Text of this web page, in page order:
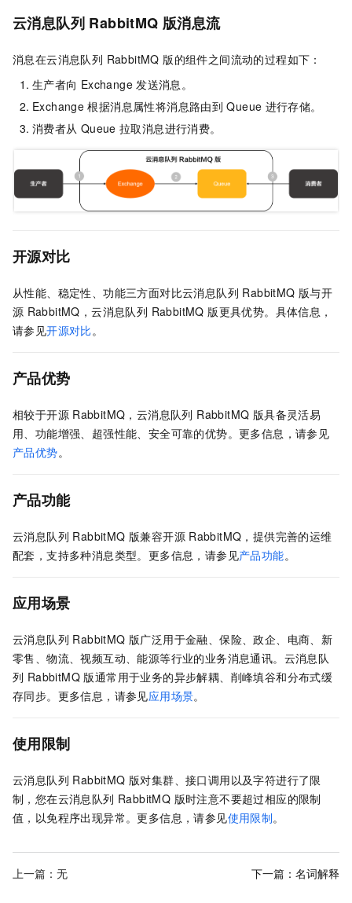
云消息队列 RabbitMQ 版消息流
消息在云消息队列 RabbitMQ 版的组件之间流动的过程如下：
生产者向 Exchange 发送消息。
Exchange 根据消息属性将消息路由到 Queue 进行存储。
消费者从 Queue 拉取消息进行消费。
开源对比
从性能、稳定性、功能三方面对比云消息队列 RabbitMQ 版与开
源 RabbitMQ，云消息队列 RabbitMQ 版更具优势。具体信息，
请参见开源对比。
产品优势
相较于开源 RabbitMQ， 云消息队列 RabbitMQ 版具备灵活易
用、功能增强、超强性能、安全可靠的优势。更多信息，请参见
产品优势。
产品功能
云消息队列 RabbitMQ 版兼容开源 RabbitMQ，提供完善的运维
配套，支持多种消息类型。更多信息，请参见产品功能。
应用场景
云消息队列 RabbitMQ 版广泛用于金融、保险、政企、电商、新
零售、物流、视频互动、能源等行业的业务消息通讯。 云消息队
列 RabbitMQ 版通常用于业务的异步解耦、削峰填谷和分布式缓
存同步。更多信息，请参见应用场景。
使用限制
云消息队列 RabbitMQ 版对集群、接口调用以及字符进行了限
制，您在云消息队列 RabbitMQ 版时注意不要超过相应的限制
值，以免程序出现异常。更多信息，请参见使用限制。
上一篇：无 下一篇： 名词解释